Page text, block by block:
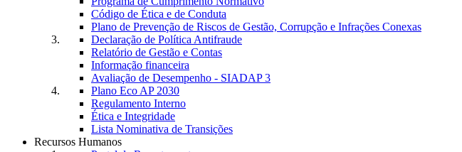
Código de Ética e de Conduta
Plano de Prevenção de Riscos de Gestão, Corrupção e Infrações Conexas
Declaração de Política Antifraude
Relatório de Gestão e Contas
Informação financeira
Avaliação de Desempenho - SIADAP 3
Plano Eco AP 2030
Regulamento Interno
Ética e Integridade
Lista Nominativa de Transições
Recursos Humanos